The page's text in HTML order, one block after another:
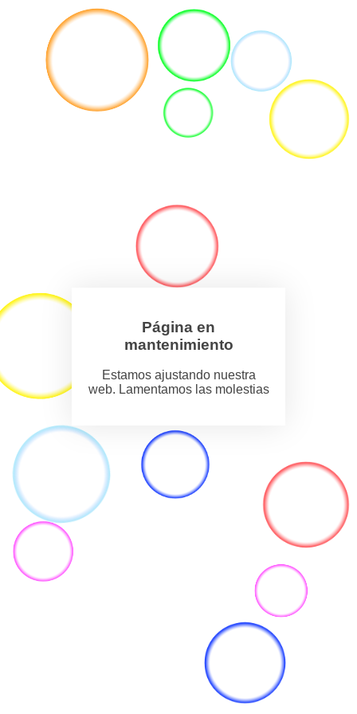
Página en
mantenimiento
Estamos ajustando nuestra
web. Lamentamos las molestias